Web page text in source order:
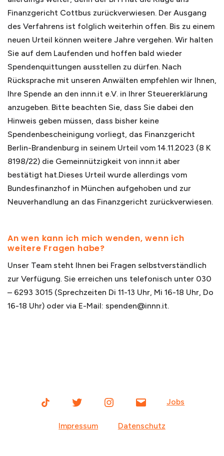
Finanzgericht Cottbus zurückverwiesen. Der Ausgang
des Verfahrens ist folglich weiterhin offen. Bis zu einem
neuen Urteil können weitere Jahre vergehen. Wir halten
Sie auf dem Laufenden und hoffen bald wieder
Spendenquittungen ausstellen zu dürfen. Nach
Rücksprache mit unseren Anwälten empfehlen wir Ihnen,
Ihre Spende an den innn.it e.V. in Ihrer Steuererklärung
anzugeben. Bitte beachten Sie, dass Sie dabei den
Hinweis geben müssen, dass bisher keine
Spendenbescheinigung vorliegt, das Finanzgericht
Berlin-Brandenburg in seinem Urteil vom 14.11.2023 (8 K
8198/22) die Gemeinnützigkeit von innn.it aber
bestätigt hat.Dieses Urteil wurde allerdings vom
Bundesfinanzhof in München aufgehoben und zur
Neuverhandlung an das Finanzgericht zurückverwiesen.
An wen kann ich mich wenden, wenn ich
weitere Fragen habe?
Unser Team steht Ihnen bei Fragen selbstverständlich
zur Verfügung. Sie erreichen uns telefonisch unter 030
– 6293 3015 (Sprechzeiten Di 11-13 Uhr, Mi 16-18 Uhr, Do
16-18 Uhr) oder via E-Mail: spenden@innn.it.
TikTok Twitter Instagram Jobs
Impressum Datenschutz